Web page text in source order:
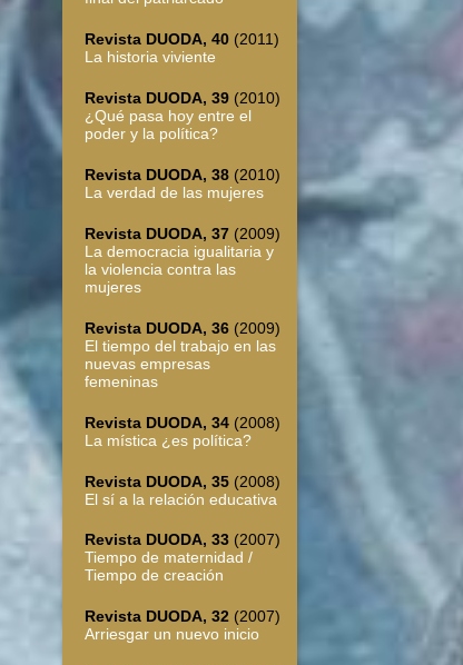
Revista DUODA, 40 (2011)
La historia viviente
Revista DUODA, 39 (2010)
¿Qué pasa hoy entre el
poder y la política?
Revista DUODA, 38 (2010)
La verdad de las mujeres
Revista DUODA, 37 (2009)
La democracia igualitaria y
la violencia contra las
mujeres
Revista DUODA, 36 (2009)
El tiempo del trabajo en las
nuevas empresas
femeninas
Revista DUODA, 34 (2008)
La mística ¿es política?
Revista DUODA, 35 (2008)
El sí a la relación educativa
Revista DUODA, 33 (2007)
Tiempo de maternidad /
Tiempo de creación
Revista DUODA, 32 (2007)
Arriesgar un nuevo inicio